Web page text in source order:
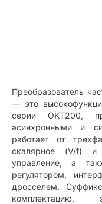
Преобразователь
— это
серии OKT200,
асинхронными и
работает от
скалярное (V/f) и
управление, а
регулятором,
дросселем.
комплектацию,